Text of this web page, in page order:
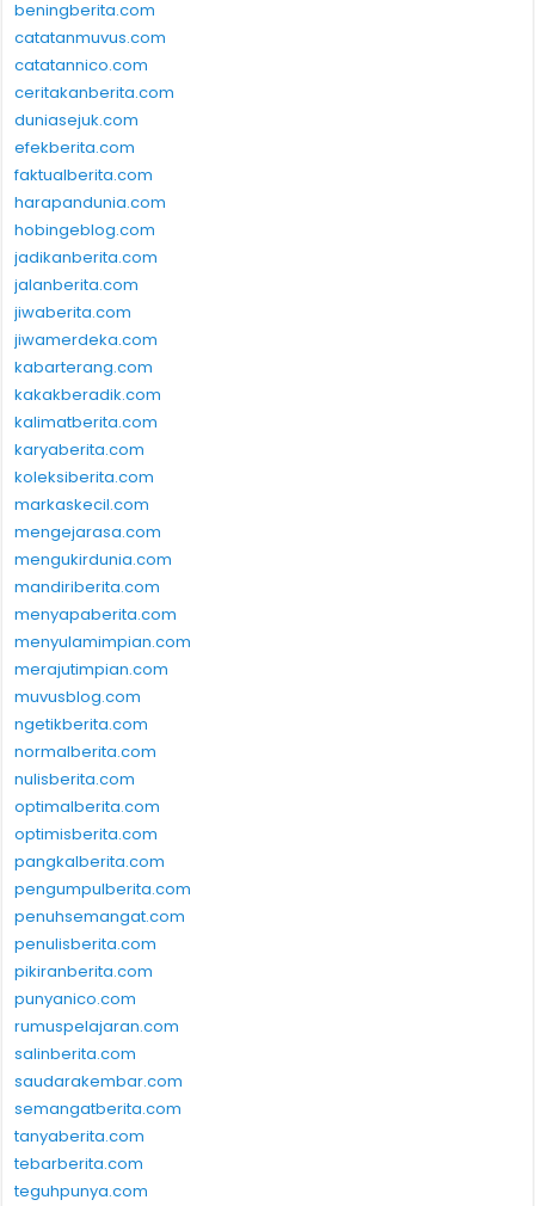
beningberita.com
catatanmuvus.com
catatannico.com
ceritakanberita.com
duniasejuk.com
efekberita.com
faktualberita.com
harapandunia.com
hobingeblog.com
jadikanberita.com
jalanberita.com
jiwaberita.com
jiwamerdeka.com
kabarterang.com
kakakberadik.com
kalimatberita.com
karyaberita.com
koleksiberita.com
markaskecil.com
mengejarasa.com
mengukirdunia.com
mandiriberita.com
menyapaberita.com
menyulamimpian.com
merajutimpian.com
muvusblog.com
ngetikberita.com
normalberita.com
nulisberita.com
optimalberita.com
optimisberita.com
pangkalberita.com
pengumpulberita.com
penuhsemangat.com
penulisberita.com
pikiranberita.com
punyanico.com
rumuspelajaran.com
salinberita.com
saudarakembar.com
semangatberita.com
tanyaberita.com
tebarberita.com
teguhpunya.com